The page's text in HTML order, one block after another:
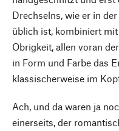
Drechselns, wie er in
üblich ist, kombiniert
Obrigkeit, allen voran
in Form und Farbe das
klassischerweise im
Ach, und da waren ja
einerseits, der